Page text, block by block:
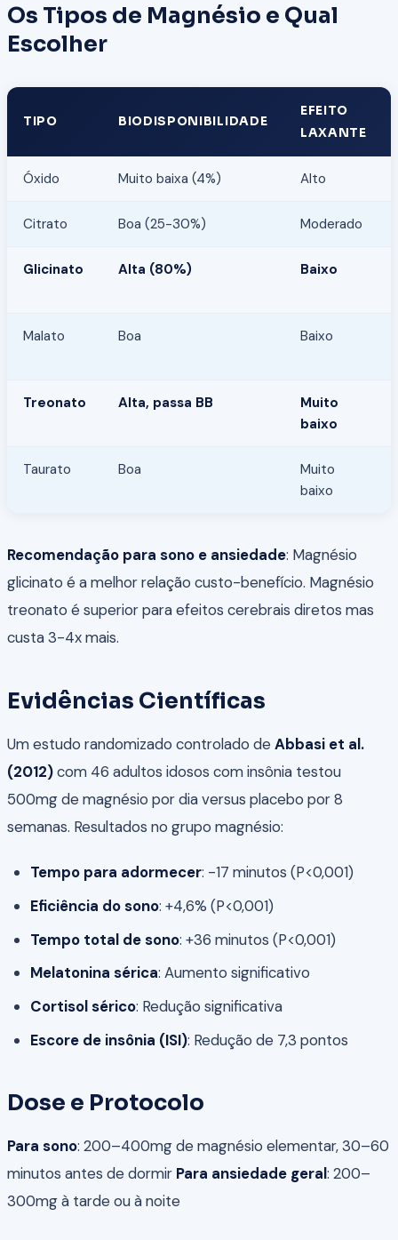
Os Tipos de Magnésio e Qual
Escolher
TIPO BIODISPONIBILIDADE
EFEITO
LAXANTE
Óxido Muito baixa (4%) Alto
Citrato Boa (25-30%) Moderado
Glicinato Alta (80%) Baixo
Malato Boa Baixo
Treonato Alta, passa BB
Muito
baixo
Taurato Boa
Muito
baixo
Recomendação para sono e ansiedade: Magnésio
glicinato é a melhor relação custo-benefício. Magnésio
treonato é superior para efeitos cerebrais diretos mas
custa 3-4x mais.
Evidências Científicas
Um estudo randomizado controlado de Abbasi et al.
(2012)com 46 adultos idosos com insônia testou
500mg de magnésio por dia versus placebo por 8
semanas. Resultados no grupo magnésio:
Tempo para adormecer: -17 minutos (P<0,001)
Eficiência do sono: +4,6% (P<0,001)
Tempo total de sono: +36 minutos (P<0,001)
Melatonina sérica: Aumento significativo
Cortisol sérico: Redução significativa
Escore de insônia (ISI): Redução de 7,3 pontos
Dose e Protocolo
Para sono: 200–400mg de magnésio elementar, 30–60
minutos antes de dormir Para ansiedade geral: 200–
300mg à tarde ou à noite